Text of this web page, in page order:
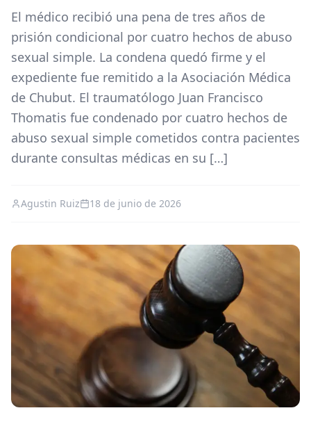
El médico recibió una pena de tres años de
prisión condicional por cuatro hechos de abuso
sexual simple. La condena quedó firme y el
expediente fue remitido a la Asociación Médica
de Chubut. El traumatólogo Juan Francisco
Thomatis fue condenado por cuatro hechos de
abuso sexual simple cometidos contra pacientes
durante consultas médicas en su […]
Agustin Ruiz 18 de junio de 2026